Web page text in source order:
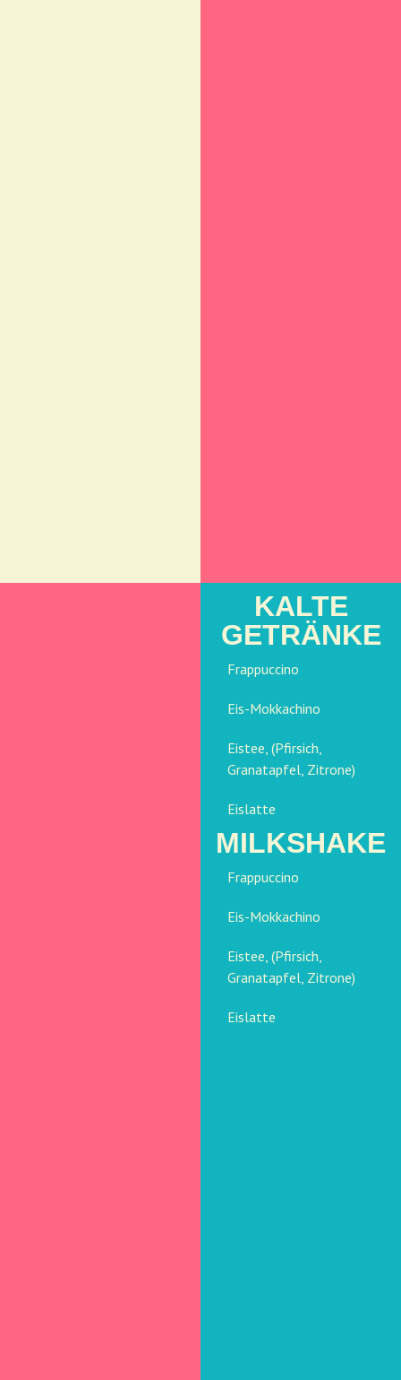
KALTE
GETRÄNKE
Frappuccino
Eis-Mokkachino
Eistee, (Pfirsich,
Granatapfel, Zitrone)
Eislatte
MILKSHAKE
Frappuccino
Eis-Mokkachino
Eistee, (Pfirsich,
Granatapfel, Zitrone)
Eislatte